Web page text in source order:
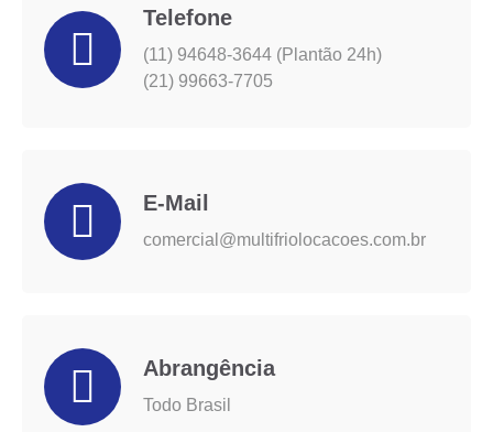
Telefone
(11) 94648-3644 (Plantão 24h)
(21) 99663-7705
E-Mail
comercial@multifriolocacoes.com.br
Abrangência
Todo Brasil